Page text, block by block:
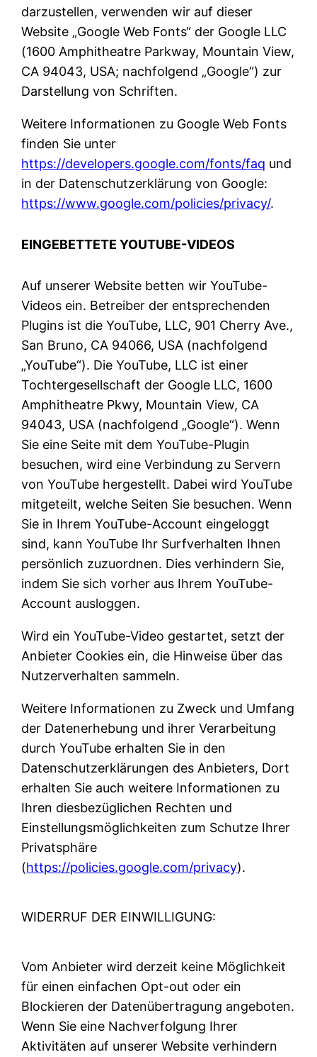
darzustellen, verwenden wir auf dieser
Website „Google Web Fonts“ der Google LLC
(1600 Amphitheatre Parkway, Mountain View,
CA 94043, USA; nachfolgend „Google“) zur
Darstellung von Schriften.
Weitere Informationen zu Google Web Fonts
finden Sie unter
https://developers.google.com/fonts/faq und
in der Datenschutzerklärung von Google:
https://www.google.com/policies/privacy/.
EINGEBETTETE YOUTUBE-VIDEOS
Auf unserer Website betten wir YouTube-
Videos ein. Betreiber der entsprechenden
Plugins ist die YouTube, LLC, 901 Cherry Ave.,
San Bruno, CA 94066, USA (nachfolgend
„YouTube“). Die YouTube, LLC ist einer
Tochtergesellschaft der Google LLC, 1600
Amphitheatre Pkwy, Mountain View, CA
94043, USA (nachfolgend „Google“). Wenn
Sie eine Seite mit dem YouTube-Plugin
besuchen, wird eine Verbindung zu Servern
von YouTube hergestellt. Dabei wird YouTube
mitgeteilt, welche Seiten Sie besuchen. Wenn
Sie in Ihrem YouTube-Account eingeloggt
sind, kann YouTube Ihr Surfverhalten Ihnen
persönlich zuzuordnen. Dies verhindern Sie,
indem Sie sich vorher aus Ihrem YouTube-
Account ausloggen.
Wird ein YouTube-Video gestartet, setzt der
Anbieter Cookies ein, die Hinweise über das
Nutzerverhalten sammeln.
Weitere Informationen zu Zweck und Umfang
der Datenerhebung und ihrer Verarbeitung
durch YouTube erhalten Sie in den
Datenschutzerklärungen des Anbieters, Dort
erhalten Sie auch weitere Informationen zu
Ihren diesbezüglichen Rechten und
Einstellungsmöglichkeiten zum Schutze Ihrer
Privatsphäre
(https://policies.google.com/privacy).
WIDERRUF DER EINWILLIGUNG:
Vom Anbieter wird derzeit keine Möglichkeit
für einen einfachen Opt-out oder ein
Blockieren der Datenübertragung angeboten.
Wenn Sie eine Nachverfolgung Ihrer
Aktivitäten auf unserer Website verhindern